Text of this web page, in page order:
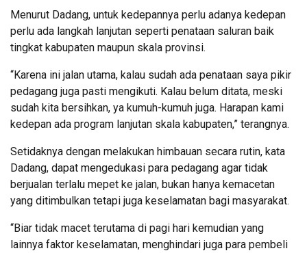
Menurut Dadang, untuk kedepannya perlu adanya kedepan
perlu ada langkah lanjutan seperti penataan saluran baik
tingkat kabupaten maupun skala provinsi.
“Karena ini jalan utama, kalau sudah ada penataan saya pikir
pedagang juga pasti mengikuti. Kalau belum ditata, meski
sudah kita bersihkan, ya kumuh-kumuh juga. Harapan kami
kedepan ada program lanjutan skala kabupaten,” terangnya.
Setidaknya dengan melakukan himbauan secara rutin, kata
Dadang, dapat mengedukasi para pedagang agar tidak
berjualan terlalu mepet ke jalan, bukan hanya kemacetan
yang ditimbulkan tetapi juga keselamatan bagi masyarakat.
“Biar tidak macet terutama di pagi hari kemudian yang
lainnya faktor keselamatan, menghindari juga para pembeli